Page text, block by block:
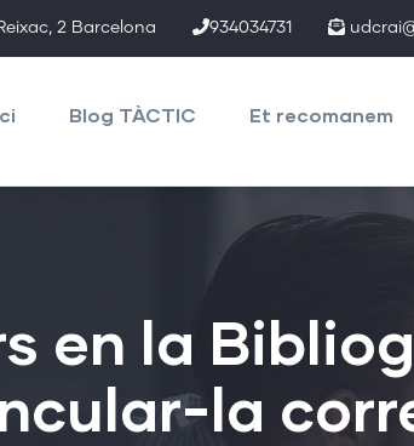
2 Barcelona 934034731
Blog TÀCTIC Et recomanem
en la
la